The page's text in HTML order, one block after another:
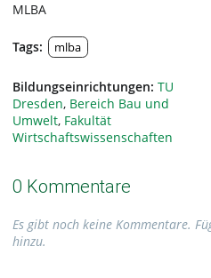
MLBA
Tags: mlba
Bildungseinrichtungen: TU
Dresden, Bereich Bau und
Umwelt, Fakultät
Wirtschaftswissenschaften
0 Kommentare
Es gibt noch keine Kommentare.
hinzu.